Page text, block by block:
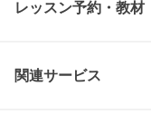
レッスン予約・教材
関連サービス